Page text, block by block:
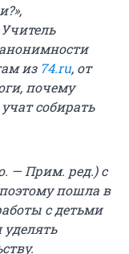
из 74.ru, от
почему
собирать
— Прим. ред.) с
пошла в
с детьми